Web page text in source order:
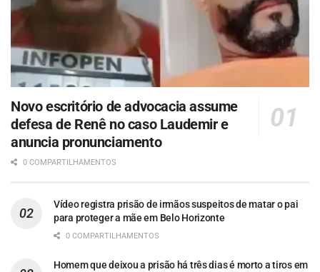
Novo escritório de advocacia assume
defesa de Renê no caso Laudemir e
anuncia pronunciamento
0 COMPARTILHAMENTOS
Vídeo registra prisão de irmãos suspeitos de matar o pai
para proteger a mãe em Belo Horizonte
0 COMPARTILHAMENTOS
Homem que deixou a prisão há três dias é morto a tiros em